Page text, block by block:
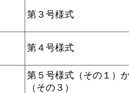
第３号様式
第４号様式
第５号様式（その１）
（その３）